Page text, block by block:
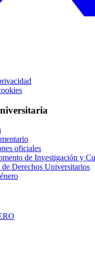
oficiales
de Investigación y
Derechos Universitarios